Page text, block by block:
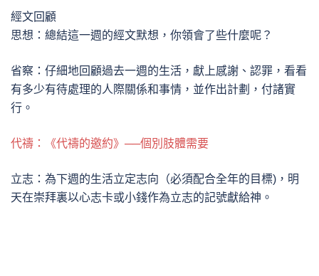
經文回顧
思想：總結這一週的經文默想，你領會了些什麼呢？
省察：仔細地回顧過去一週的生活，獻上感謝、認罪，看看
有多少有待處理的人際關係和事情，並作出計劃，付諸實
行。
代禱：《代禱的邀約》──個別肢體需要
立志：為下週的生活立定志向（必須配合全年的目標)，明
天在崇拜裏以心志卡或小錢作為立志的記號獻給神。